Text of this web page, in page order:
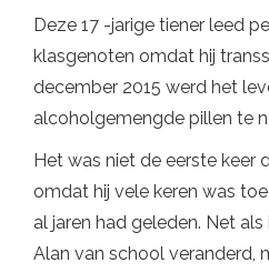
Deze 17 -jarige tiener leed
klasgenoten omdat hij
december 2015 werd het
alcoholgemengde pillen te
Het was niet de eerste keer
omdat hij vele keren was
al jaren had geleden. Net
Alan van school veranderd,